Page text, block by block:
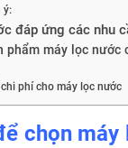
ý:
đáp ứng các nhu
phẩm máy lọc nước
phí cho máy lọc nước
chọn